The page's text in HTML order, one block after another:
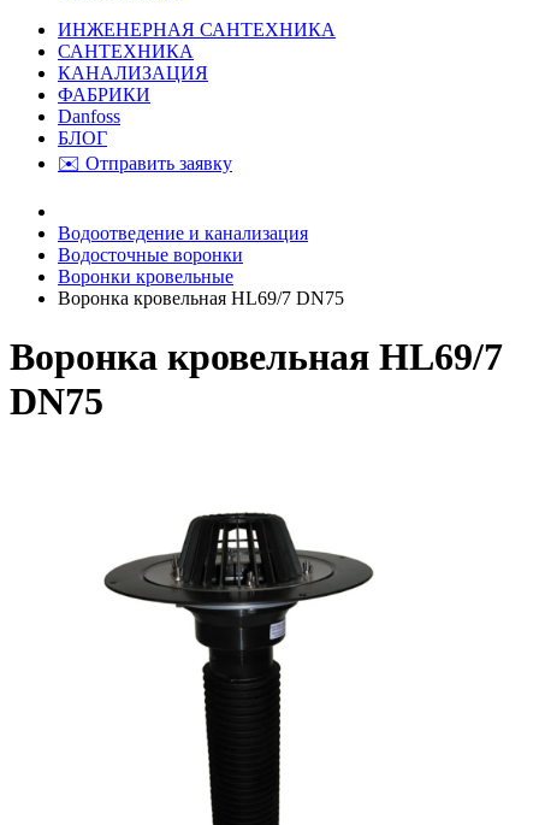
ИНЖЕНЕРНАЯ САНТЕХНИКА
САНТЕХНИКА
КАНАЛИЗАЦИЯ
ФАБРИКИ
Danfoss
БЛОГ
✉️ Отправить заявку
Водоотведение и канализация
Водосточные воронки
Воронки кровельные
Воронка кровельная HL69/7 DN75
Воронка кровельная HL69/7
DN75